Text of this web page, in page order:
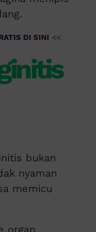
DI SINI <<
bukan
nyaman
memicu
organ